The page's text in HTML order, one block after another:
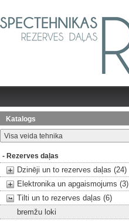
Katalogs
- Rezerves daļas
Dzinēji un to rezerves daļas (24)
Elektronika un apgaismojums (3)
Tilti un to rezerves daļas (6)
bremžu loki